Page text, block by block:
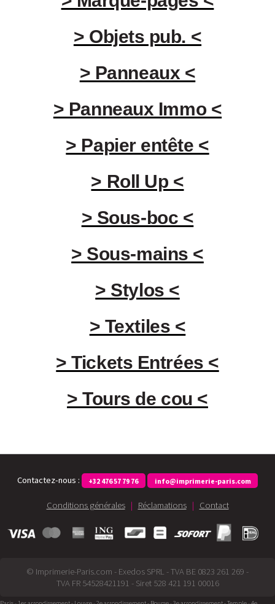
> Objets pub. <
> Panneaux <
> Panneaux Immo <
> Papier entête <
> Roll Up <
> Sous-boc <
> Sous-mains <
> Stylos <
> Textiles <
> Tickets Entrées <
> Tours de cou <
Contactez-nous : +32 476 57 79 76 info@imprimerie-paris.com
Conditions générales | Réclamations | Contact
© Imprimerie-Paris.com - Exedos SPRL - TVA BE 0823 261 269 -
TVA FR 54528421191 - Siret 528 421 191 00016